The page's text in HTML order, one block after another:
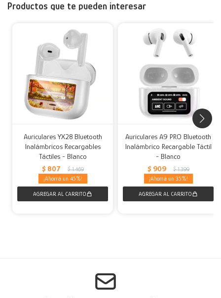
Productos que te pueden interesar
Auriculares YX28 Bluetooth
Inalámbricos Recargables
Táctiles - Blanco
$ 807 $ 1.469
45
Auriculares A9 PRO Bluetooth
Inalámbrico Recargable Táctil
- Blanco
$ 909 $ 1.399
35